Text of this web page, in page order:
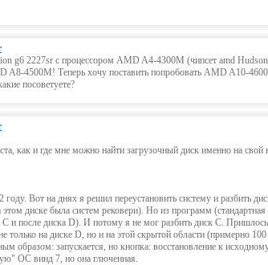
g6 2227sr с процессором AMD A4-4300M (чипсет amd
A8-4500M! Теперь хочу поставить попробовать AMD A10-
посоветуете?
как и где мне можно найти загрузочный диск именно на
Вот на днях я решил переустановить систему и разбить
диске была систем рековери). Но из программ
С и после диска D). И потому я не мог разбить диск С. Пришлось
только на диске D, но и на этой скрытой области (примерно
образом: запускается, но кнопка: восстановление к
ОС винд 7, но она глюченная.